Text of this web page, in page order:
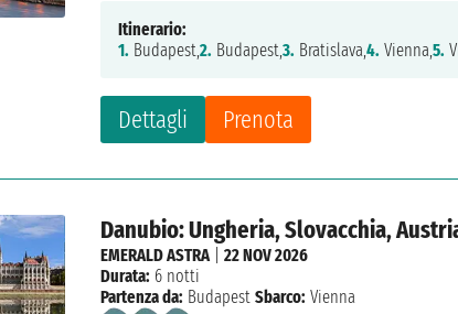
Dettagli Prenota
Itinerario:
1. Budapest,2. Budapest,3. Bratislava,4. Vienna,5.
Danubio: Ungheria, Slovacchia,
EMERALD ASTRA|22 NOV 2026
Durata: 6 notti
Partenza da: Budapest Sbarco: Vienna